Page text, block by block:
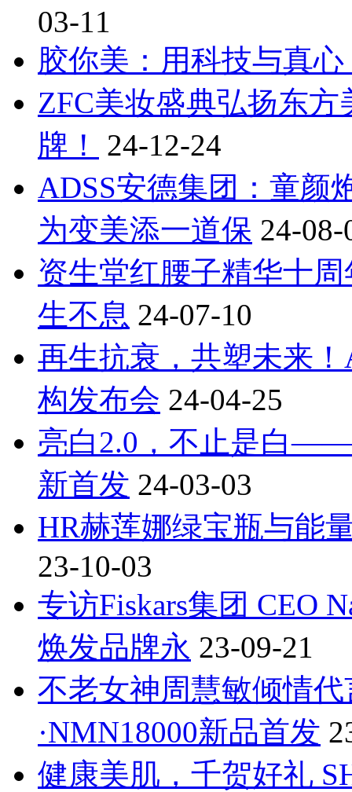
03-11
胶你美：用科技与真
ZFC美妆盛典弘扬东
牌！
24-12-24
ADSS安德集团：童颜
为变美添一道保 24-08-
资生堂红腰子精华十
生不息 24-07-10
再生抗衰，共塑未来
构发布会 24-04-25
亮白2.0，不止是白
新首发 24-03-03
HR赫莲娜绿宝瓶与能
23-10-03
专访Fiskars集团 CEO
焕发品牌永 23-09-21
不老女神周慧敏倾情
·NMN18000新品首发
健康美肌，千贺好礼